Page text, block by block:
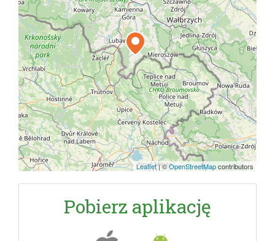
Leaflet|©OpenStreetMapcontributors
Pobierz aplikację